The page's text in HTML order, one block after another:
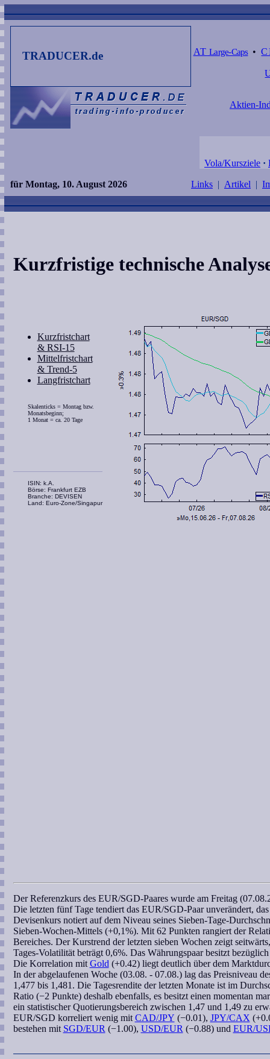
TRADUCER.de AT Large-Caps•
Aktien-
Vola/Kursziele ·
für Montag, 10. August 2026 Links | Artikel |
Kurzfristige technische
Kurzfristchart
& RSI-15
Mittelfristchart
& Trend-5
Langfristchart
Skalenticks = Montag bzw.
Monatsbeginn;
1 Monat = ca. 20 Tage
ISIN: k.A.
Börse: Frankfurt EZB
Branche: DEVISEN
Land: Euro-Zone/Singapur
Der Referenzkurs des EUR/SGD-Paares wurde am Freitag
Die letzten fünf Tage tendiert das EUR/SGD-Paar unverändert,
Devisenkurs notiert auf dem Niveau seines Sieben-Tage-
Sieben-Wochen-Mittels (+0,1%). Mit 62 Punkten rangiert der
Bereiches. Der Kurstrend der letzten sieben Wochen zeigt
Tages-Volatilität beträgt 0,6%. Das Währungspaar besitzt
Die Korrelation mit Gold (+0.42) liegt deutlich über dem
In der abgelaufenen Woche (03.08. - 07.08.) lag das Preisniveau
1,477 bis 1,481. Die Tagesrendite der letzten Monate ist im
Ratio(−2 Punkte) deshalb ebenfalls, es besitzt einen momentan
ein statistischer Quotierungsbereich zwischen 1,47 und 1,49 zu
EUR/SGD korreliertwenig mit CAD/JPY (−0.01), JPY/CAX
bestehen mit SGD/EUR (−1.00), USD/EUR (−0.88) und EUR/